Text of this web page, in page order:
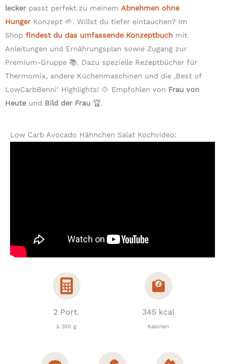
lecker passt perfekt zu meinem Abnehmen ohne
HungerKonzept 🌱. Willst du tiefer eintauchen? Im
Shop findest du das umfassende Konzeptbuch mit
Anleitungen und Ernährungsplan sowie Zugang zur
Premium-Gruppe 📚. Dazu spezielle Rezeptbücher für
Thermomix, andere Küchenmaschinen und die ‚Best of
LowCarbBenni‘ Highlights! 🍲 Empfohlen von Frau von
Heute und Bild der Frau 🏆.
Low Carb Avocado Hähnchen Salat Kochvideo:
2 Port.
à 300 g
345 kcal
Kalorien